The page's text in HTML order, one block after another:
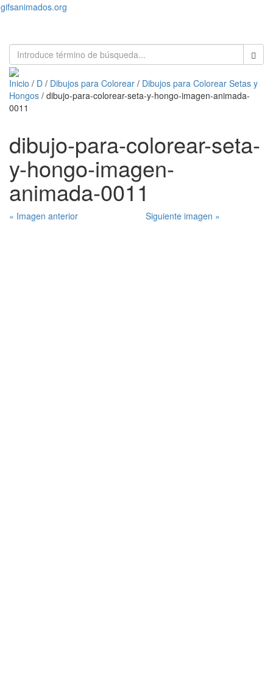
gifsanimados.org
Inicio / D / Dibujos para Colorear / Dibujos para Colorear Setas y
Hongos / dibujo-para-colorear-seta-y-hongo-imagen-animada-
0011
dibujo-para-colorear-seta-
y-hongo-imagen-
animada-0011
« Imagen anterior Siguiente imagen »